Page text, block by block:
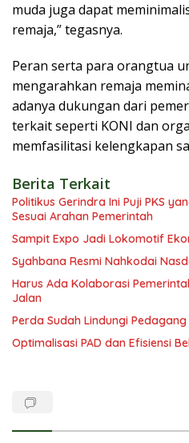
muda juga dapat
remaja,” tegasnya.
Peran serta para orangtua
mengarahkan remaja
adanya dukungan dari
terkait seperti KONI dan
memfasilitasi kelengkapan
Berita Terkait
Politikus Gerindra Ini Puji PKS
Sesuai Arahan Pemerintah
Sampit Expo Jadi Lokomotif
Syahbana Resmi Nahkodai
Harus Ada Kolaborasi
Jalan
Perda Sudah Lindungi
Optimalisasi PAD dan Efisiensi